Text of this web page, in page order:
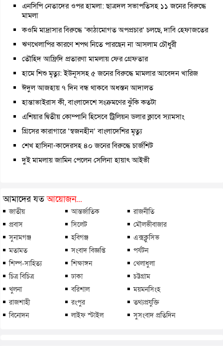
এনসিপি নেতাদের ওপর হামলা: ছাত্রদল সভাপতিসহ ১১ জনের বিরুদ্ধে
মামলা
কওমি মাদ্রাসার বিরুদ্ধে ‘কাঠামোগত অপপ্রচার’ চলছে, দাবি হেফাজতের
ঋণখেলাপির কারণে শপথ নিতে পারছেন না আসলাম চৌধুরী
তৌহিদ আফ্রিদি প্রতারণা মামলায় ফের গ্রেফতার
হামে শিশু মৃত্যু: ইউনূসসহ ৫ জনের বিরুদ্ধে মামলার আবেদন খারিজ
ঈদুল আজহায় ৭ দিন বন্ধ থাকবে অধস্তন আদালত
হান্তাভাইরাস কী, বাংলাদেশে সংক্রমণের ঝুঁকি কতটা
এশিয়ার দ্বিতীয় কোম্পানি হিসেবে ট্রিলিয়ন ডলার ক্লাবে স্যামসাং
গ্রিসের কারাগারে ‘স্বজনহীন’ বাংলাদেশির মৃত্যু
শেখ হাসিনা-কাদেরসহ ৪০ জনের বিরুদ্ধে চার্জশিট
দুই মামলায় জামিন পেলেন সেলিনা হায়াৎ আইভী
আমাদের যতআয়োজন...
জাতীয় আন্তর্জাতিক
রাজনীতি
প্রবাস
সিলেট
মৌলভীবাজার
সুনামগঞ্জ
হবিগঞ্জ
এক্সক্লুসিভ
মতামত
সংবাদ বিজ্ঞপ্তি
পর্যটন
শিল্প-সাহিত্য
শিক্ষাঙ্গন
খেলাধুলা
চিত্র বিচিত্র
ঢাকা
চট্টগ্রাম
খুলনা
বরিশাল
ময়মনসিংহ
রাজশাহী
রংপুর
তথ্যপ্রযুক্তি
বিনোদন
লাইফ স্টাইল সুসংবাদ প্রতিদিন